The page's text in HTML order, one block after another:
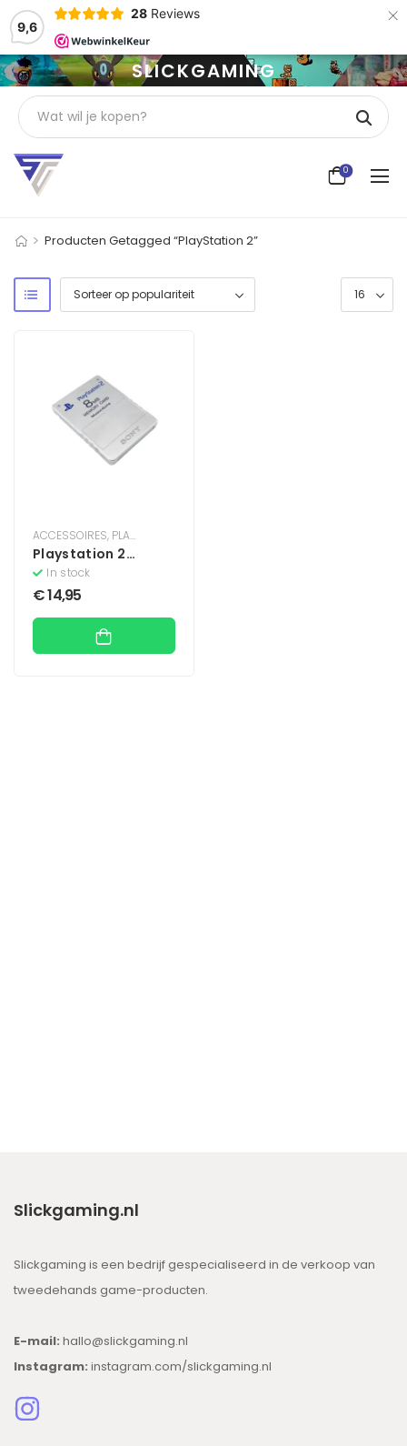
9,6
28 Reviews ×
SLICKGAMING
0
> Producten Getagged “PlayStation 2”
ACCESSOIRES, PLAYSTATION
Playstation 2
Geheugenkaart 8MB
– Zilver
In stock
€14,95
Slickgaming.nl
Slickgaming is een bedrijf gespecialiseerd in de verkoop van
tweedehands game-producten.
E-mail: hallo@slickgaming.nl
Instagram: instagram.com/slickgaming.nl